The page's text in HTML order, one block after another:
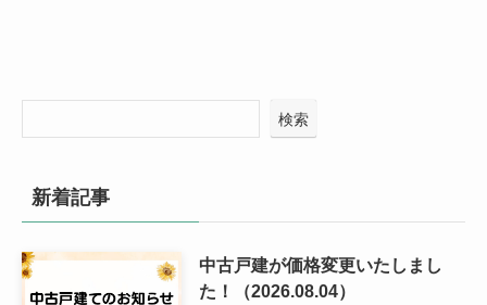
検索
新着記事
中古戸建が価格変更いたしまし
た！（2026.08.04）